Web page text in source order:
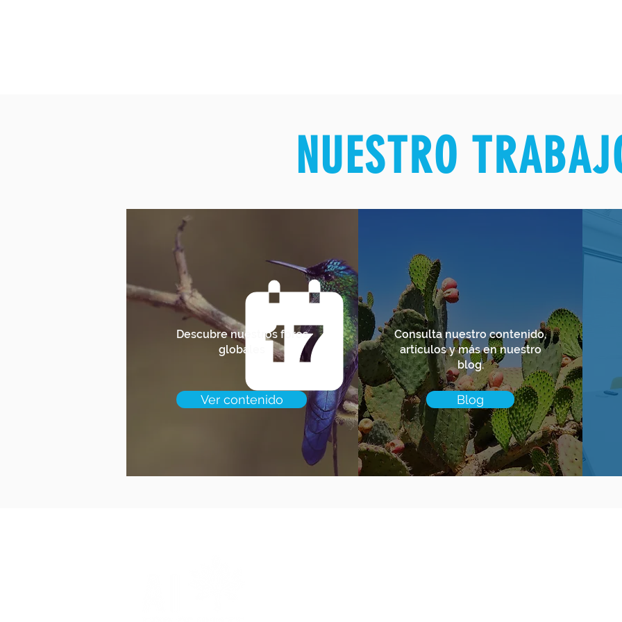
NUESTRO
Descubre nuestros foros
globales
Ver contenido
Consulta nuestro contenido,
artículos y más en nuestro
blog.
Blog